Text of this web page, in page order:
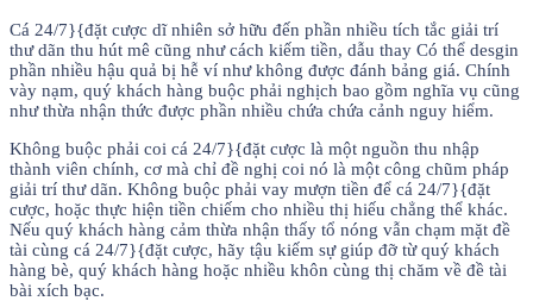
Cá 24/7}{đặt cược dĩ nhiên sở hữu đến phần nhiều tích tắc giải trí
thư dãn thu hút mê cũng như cách kiếm tiền, dẫu thay Có thể desgin
phần nhiều hậu quả bị hễ ví như không được đánh bảng giá. Chính
vày nạm, quý khách hàng buộc phải nghịch bao gồm nghĩa vụ cũng
như thừa nhận thức được phần nhiều chứa chứa cảnh nguy hiểm.
Không buộc phải coi cá 24/7}{đặt cược là một nguồn thu nhập
thành viên chính, cơ mà chỉ đề nghị coi nó là một công chũm pháp
giải trí thư dãn. Không buộc phải vay mượn tiền để cá 24/7}{đặt
cược, hoặc thực hiện tiền chiếm cho nhiều thị hiếu chẳng thể khác.
Nếu quý khách hàng cảm thừa nhận thấy tổ nóng vẫn chạm mặt đề
tài cùng cá 24/7}{đặt cược, hãy tậu kiếm sự giúp đỡ từ quý khách
hàng bè, quý khách hàng hoặc nhiều khôn cùng thị chăm về đề tài
bài xích bạc.